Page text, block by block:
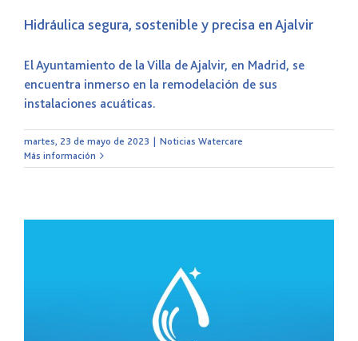
Hidráulica segura, sostenible y precisa en Ajalvir
El Ayuntamiento de la Villa de Ajalvir, en Madrid, se
encuentra inmerso en la remodelación de sus
instalaciones acuáticas.
martes, 23 de mayo de 2023 | Noticias Watercare
Más información